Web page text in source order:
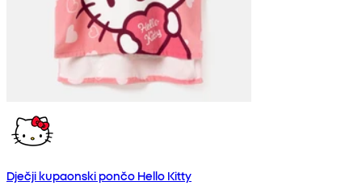
Dječji kupaonski pončo Hello Kitty